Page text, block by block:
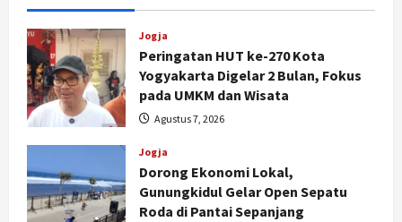
Jogja
Peringatan HUT ke-270 Kota
Yogyakarta Digelar 2 Bulan, Fokus
pada UMKM dan Wisata
Agustus 7, 2026
Jogja
Dorong Ekonomi Lokal,
Gunungkidul Gelar Open Sepatu
Roda di Pantai Sepanjang